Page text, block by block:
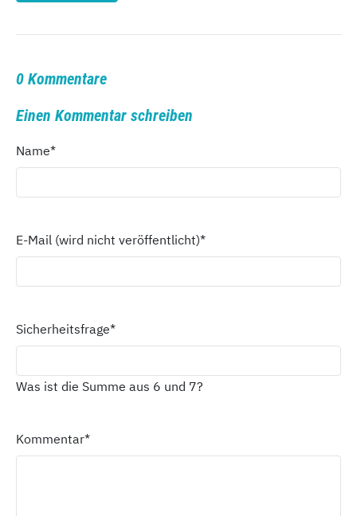
0 Kommentare
Einen Kommentar schreiben
Name*
E-Mail (wird nicht veröffentlicht)*
Sicherheitsfrage*
Was ist die Summe aus 6 und 7?
Kommentar*